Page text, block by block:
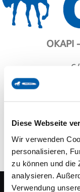
Diese Webseite
Wir verwenden
personalisieren,
zu können und die
analysieren.
Verwendung
OKAPI